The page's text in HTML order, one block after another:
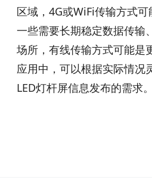
区域，4G或WiFi传输方式
一些需要长期稳定数据传输
场所，有线传输方式可能是
应用中，可以根据实际情况
LED灯杆屏信息发布的需求。